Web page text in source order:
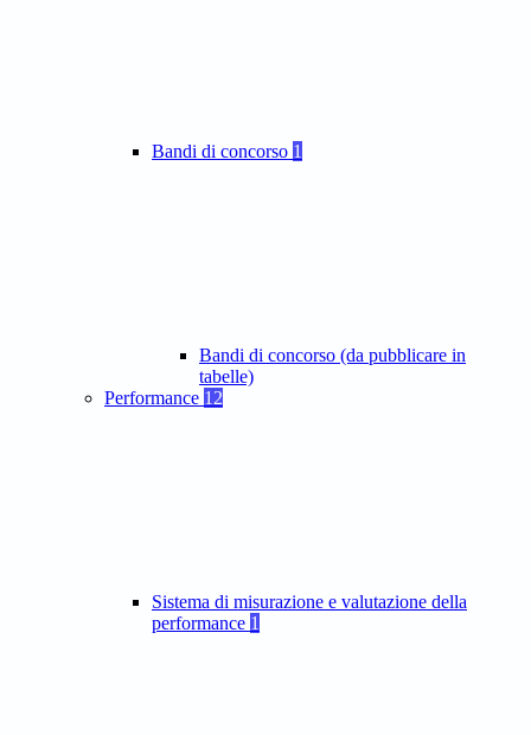
Bandi di concorso 1
Bandi di concorso (da pubblicare in
tabelle)
Performance 12
Sistema di misurazione e valutazione della
performance 1